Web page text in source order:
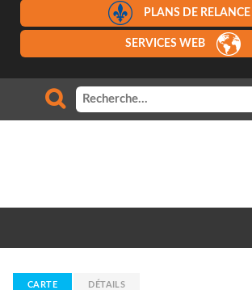
PLANS DE RELANCE
SERVICES WEB
CARTE DÉTAILS